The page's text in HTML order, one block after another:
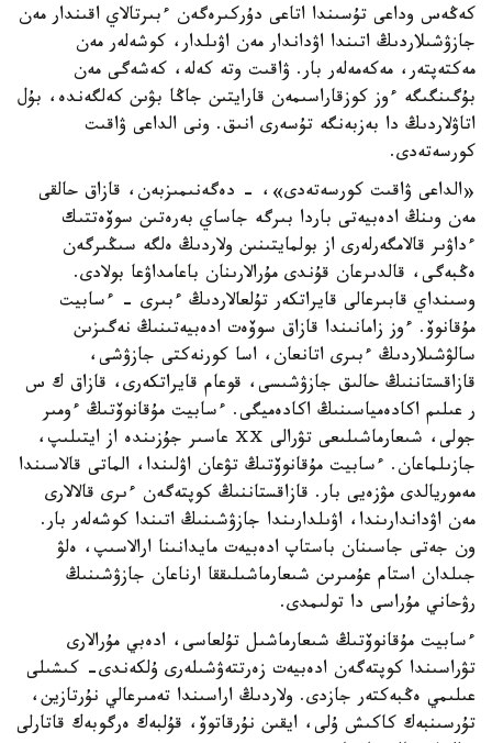
كەڭەس وداعى تۇسىندا اتاعى دۇركىرەگەن ءبىرتالاي اقىندار مەن
جازۋشىلاردىڭ اتىندا اۋداندار مەن اۋىلدار، كوشەلەر مەن
مەكتەپتەر، مەكەمەلەر بار. ۋاقىت وتە كەلە، كەشەگى مەن
بۇگىنگىگە ءوز كوزقاراسىمەن قارايتىن جاڭا بۋىن كەلگەندە، بۇل
اتاۋلاردىڭ دا بەزبەنگە تۇسەرى انىق. ونى الداعى ۋاقىت
كورسەتەدى.
«الداعى ۋاقىت كورسەتەدى»، - دەگەنىمىزبەن، قازاق حالقى
مەن وىنڭ ادەبيەتى باردا بىرگە جاساي بەرەتىن سوۆەتتىك
ءداۋىر قالامگەرلەرى از بولمايتىنىن ولاردىڭ ەلگە سىڭىرگەن
ەڭبەگى، قالدىرعان قۇندى مۇرالارىنان باعامداۋعا بولادى.
وسىنداي قابىرعالى قايراتكەر تۇلعالاردىڭ ءبىرى - ءسابيت
مۇقانوۆ. ءوز زامانىندا قازاق سوۆەت ادەبيەتىنىڭ نەگىزىن
سالۋشىلاردىڭ ءبىرى اتانعان، اسا كورنەكتى جازۋشى،
قازاقستاننىڭ حالىق جازۋشىسى، قوعام قايراتكەرى، قازاق ك س
ر عىلىم اكادەمياسىنىڭ اكادەميگى. ءسابيت مۇقانوۆتىڭ ءومىر
جولى، شىعارماشىلىعى تۋرالى ⅩⅩ عاسىر جۇزىندە از ايتىلىپ،
جازىلماعان. ءسابيت مۇقانوۆتىڭ تۋعان اۋلىندا، الماتى قالاسىندا
مەموريالدى مۋزەيى بار. قازاقستاننىڭ كوپتەگەن ءىرى قالالارى
مەن اۋداندارىندا، اۋىلدارىندا جازۋشىنىڭ اتىندا كوشەلەر بار.
ون جەتى جاسىنان باستاپ ادەبيەت مايدانىنا ارالاسىپ، ەلۋ
جىلدان استام عۇمىرىن شىعارماشىلىققا ارناعان جازۋشىنىڭ
رۋحاني مۇراسى دا تولىمدى.
ءسابيت مۇقانوۆتىڭ شىعارماشىل تۇلعاسى، ادەبي مۇرالارى
تۋراسىندا كوپتەگەن ادەبيەت زەرتتەۋشىلەرى ۇلكەندى- كىشىلى
عىلىمي ەڭبەكتەر جازدى. ولاردىڭ اراسىندا تەمىرعالي نۇرتازين،
تۇرسىنبەك كاكىش ۇلى، ايقىن نۇرقاتوۆ، قۇلبەك ەرگوبەك قاتارلى